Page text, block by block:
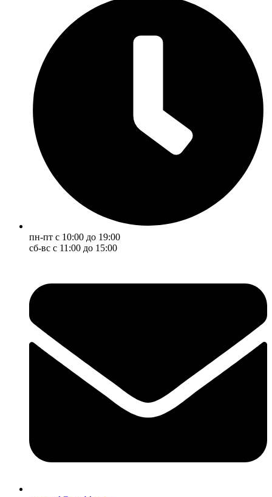
пн-пт с 10:00 до 19:00
сб-вс с 11:00 до 15:00